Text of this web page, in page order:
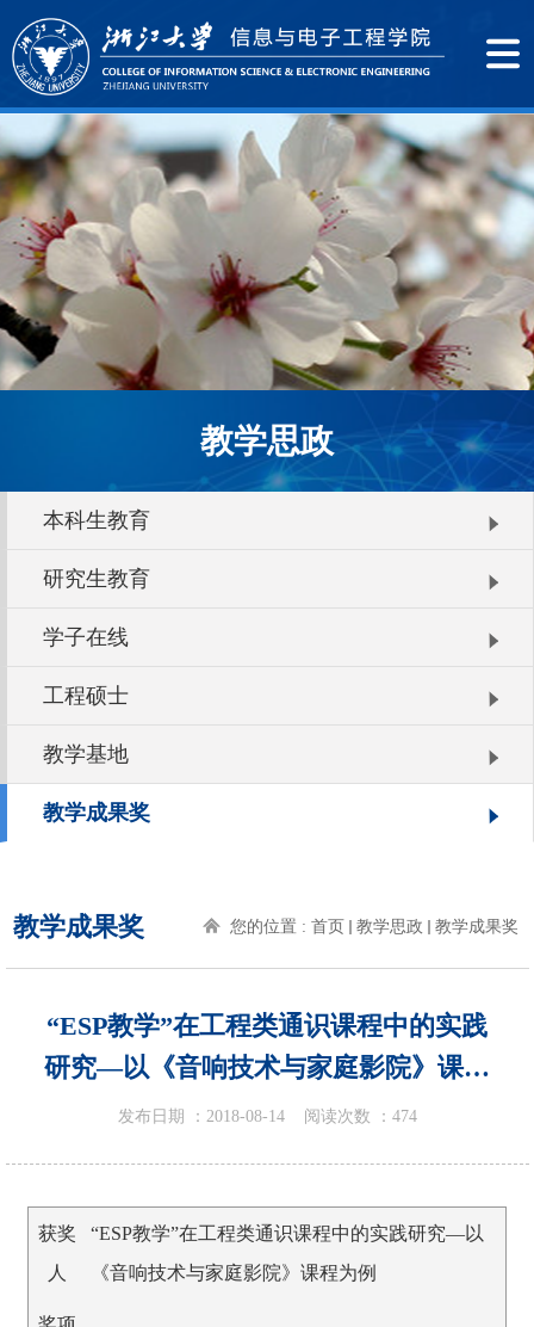
教学思政
本科生教育
研究生教育
学子在线
工程硕士
教学基地
教学成果奖
教学成果奖 您的位置 : 首页 教学思政 教学成果奖
“ESP教学”在工程类通识课程中的实践
研究―以《音响技术与家庭影院》课程
为例
发布日期 ： 2018-08-14阅读次数 ： 474
获奖
人
“ESP教学”在工程类通识课程中的实践研究―以
《音响技术与家庭影院》课程为例